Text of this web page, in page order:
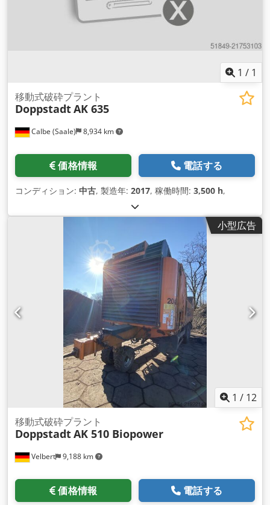
1 / 1
Calbe (Saale) 8,934 km
移動式破砕プラント
DoppstadtAK 635
価格情報 電話する
コンディション: 中古, 製造年: 2017, 稼働時間: 3,500 h,
小型広告
1 / 12
Velbert 9,188 km
移動式破砕プラント
DoppstadtAK 510 Biopower
価格情報 電話する